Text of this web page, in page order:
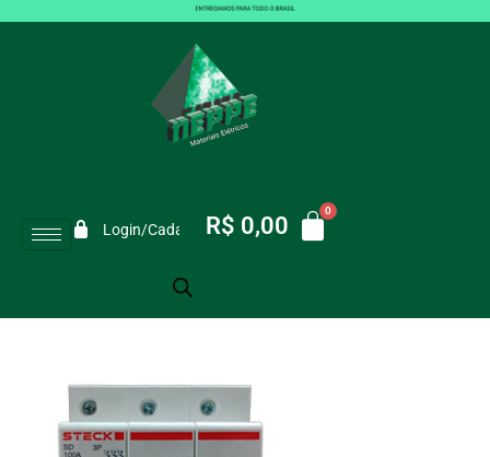
Login/CadastroR$ 0,00
DISJUNTOR STECK TRI 100A CURVA
C 10KA SDD3C100
DISJUNTOR STECK TRI 100A CURVA C 10KA SDD3C100